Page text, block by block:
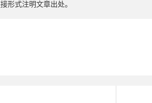
形式注明文章出处。